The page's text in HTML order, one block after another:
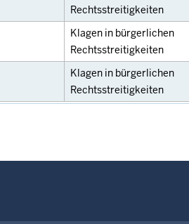
Rechtsstreitigkeiten
Klagen in bürgerlichen
Rechtsstreitigkeiten
Klagen in bürgerlichen
Rechtsstreitigkeiten